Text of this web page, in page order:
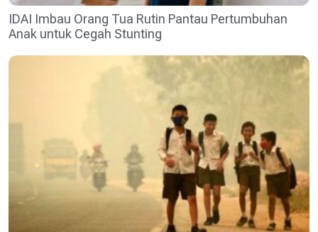
IDAI Imbau Orang Tua Rutin Pantau Pertumbuhan
Anak untuk Cegah Stunting